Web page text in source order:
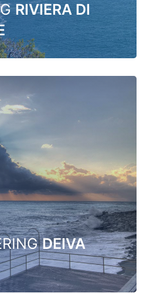
RIVIERA DI
DEIVA